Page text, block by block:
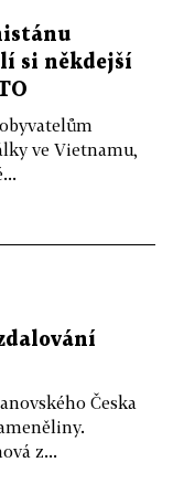
si někdejší
ve Vietnamu,
Česka
z...